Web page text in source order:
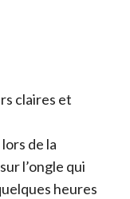
claires et
de la
l’ongle qui
heures